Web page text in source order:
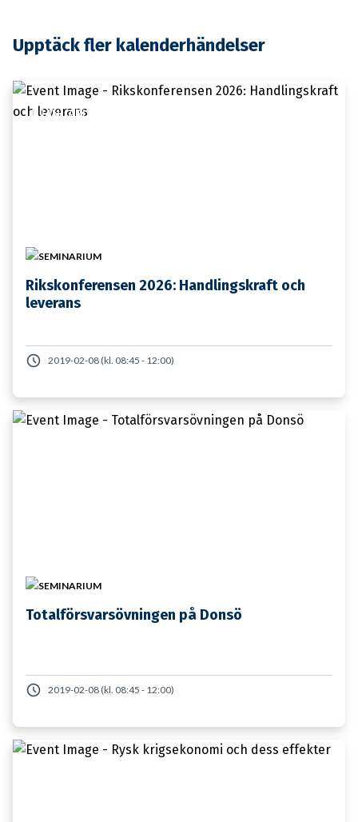
Upptäck fler kalenderhändelser
11 JANUARI
SEMINARIUM
Rikskonferensen 2026: Handlingskraft och
leverans
2019-02-08 (kl. 08:45 - 12:00)
SEMINARIUM
Totalförsvarsövningen på Donsö
2019-02-08 (kl. 08:45 - 12:00)